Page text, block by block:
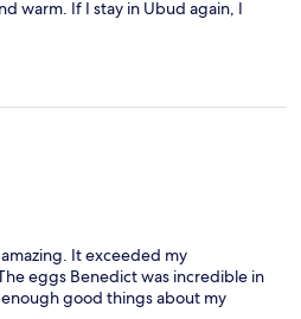
warm. If I stay in Ubud again, I
It exceeded my
eggs Benedict was incredible in
good things about my